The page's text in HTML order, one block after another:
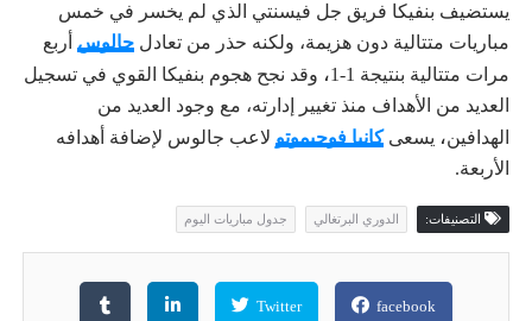
يستضيف بنفيكا فريق جل فيسنتي الذي لم يخسر في خمس
مباريات متتالية دون هزيمة، ولكنه حذر من تعادل جالوس أربع
مرات متتالية بنتيجة 1-1
، وقد نجح هجوم بنفيكا القوي في تسجيل
العديد من الأهداف منذ تغيير إدارته، مع وجود العديد من
الهدافين، يسعىكانيا فوجيموتو لاعب جالوس لإضافة أهدافه
الأربعة.
التصنيفات: الدوري البرتغالي جدول مباريات اليوم
facebook
Twitter